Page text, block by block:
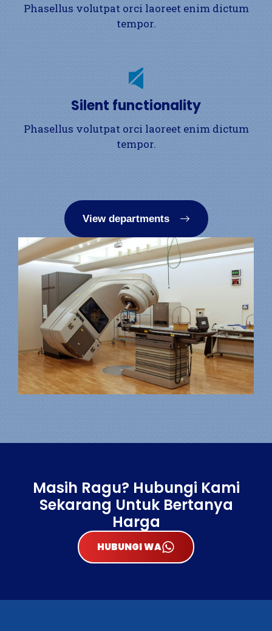
Phasellus volutpat orci laoreet enim dictum
tempor.
Silent functionality
Phasellus volutpat orci laoreet enim dictum
tempor.
View departments
Masih Ragu? Hubungi Kami
Sekarang Untuk Bertanya
Harga
HUBUNGI WA